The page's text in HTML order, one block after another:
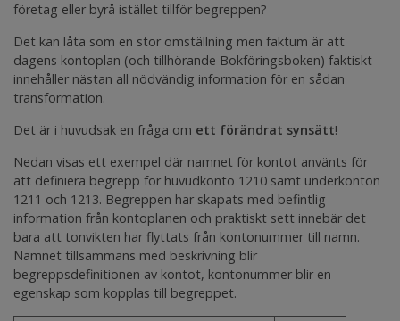
företag eller byrå istället tillför begreppen?
Det kan låta som en stor omställning men faktum är att
dagens kontoplan (och tillhörande Bokföringsboken) faktiskt
innehåller nästan all nödvändig information för en sådan
transformation.
Det är i huvudsak en fråga om ett förändrat synsätt!
Nedan visas ett exempel där namnet för kontot använts för
att definiera begrepp för huvudkonto 1210 samt underkonton
1211 och 1213. Begreppen har skapats med befintlig
information från kontoplanen och praktiskt sett innebär det
bara att tonvikten har flyttats från kontonummer till namn.
Namnet tillsammans med beskrivning blir
begreppsdefinitionen av kontot, kontonummer blir en
egenskap som kopplas till begreppet.